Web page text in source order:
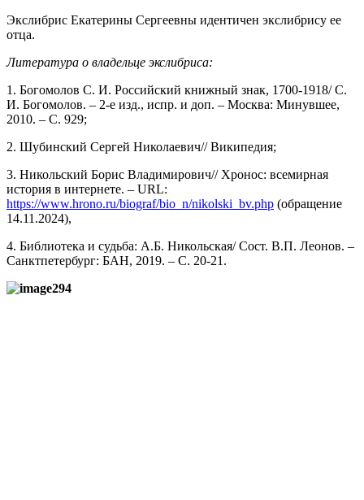
Экслибрис Екатерины Сергеевны идентичен экслибрису ее
отца.
Литература о владельце экслибриса:
1. Богомолов С. И. Российский книжный знак, 1700-1918/ С.
И. Богомолов. – 2-е изд., испр. и доп. – Москва: Минувшее,
2010. – С. 929;
2. Шубинский Сергей Николаевич// Википедия;
3. Никольский Борис Владимирович// Хронос: всемирная
история в интернете. – URL:
https://www.hrono.ru/biograf/bio_n/nikolski_bv.php (обращение
14.11.2024),
4. Библиотека и судьба: А.Б. Никольская/ Сост. В.П. Леонов. –
Санктпетербург: БАН, 2019. – С. 20-21.